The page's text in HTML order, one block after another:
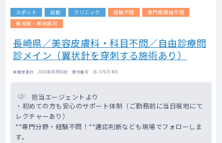
スポット 日勤 クリニック 経験不問
専門医資格不問
専攻医・専修医可
長崎県／美容皮膚科・科目不問／自由診療問
診メイン（翼状針を穿刺する施術あり）
掲載更新日 : 2026年08月06日 案件番号 : 26-SF637408
担当エージェントより
・初めての方も安心のサポート体制（ご勤務前に当日現地にて
レクチャーあり）
**専門分野・経験不問！**適応判断なども現場でフォローしま
す。